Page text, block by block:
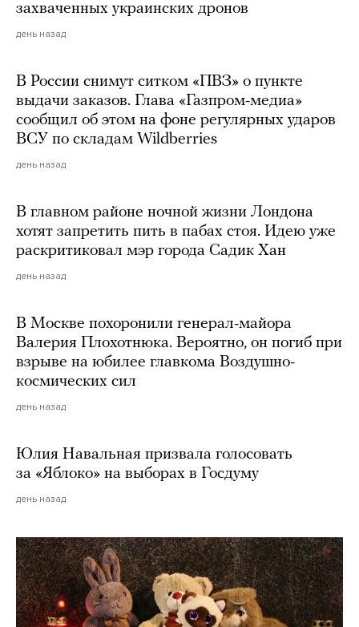
захваченных украинских дронов
день назад
В России снимут ситком «ПВЗ» о пункте
выдачи заказов. Глава «Газпром-медиа»
сообщил об этом на фоне регулярных ударов
ВСУ по складам Wildberries
день назад
В главном районе ночной жизни Лондона
хотят запретить пить в пабах стоя. Идею уже
раскритиковал мэр города Садик Хан
день назад
В Москве похоронили генерал-майора
Валерия Плохотнюка. Вероятно, он погиб при
взрыве на юбилее главкома Воздушно-
космических сил
день назад
Юлия Навальная призвала голосовать
за «Яблоко» на выборах в Госдуму
день назад